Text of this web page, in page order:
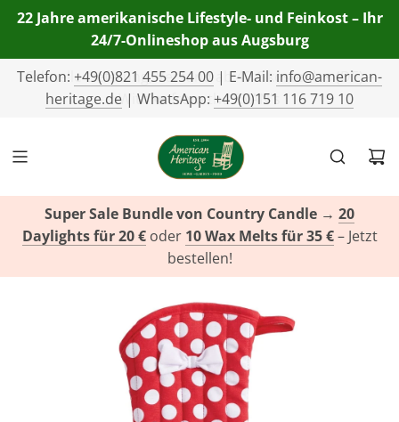
22 Jahre amerikanische Lifestyle- und Feinkost – Ihr
24/7-Onlineshop aus Augsburg
Telefon: +49(0)821 455 254 00 | E-Mail: info@american-
heritage.de | WhatsApp: +49(0)151 116 719 10
Super Sale Bundle von Country Candle → 20
Daylights für 20 €oder 10 Wax Melts für 35 €– Jetzt
bestellen!